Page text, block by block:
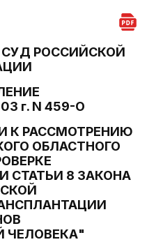
РОССИЙСКОЙ
г. N 459-О
К РАССМОТРЕНИЮ
ОБЛАСТНОГО
СТАТЬИ 8 ЗАКОНА
ЧЕЛОВЕКА"